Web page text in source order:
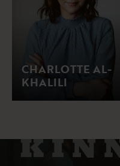
CHARLOTTE AL-
KHALILI